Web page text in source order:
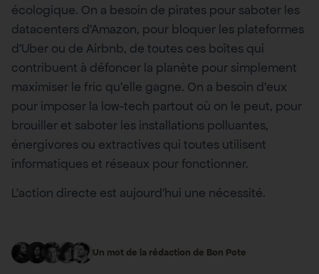
écologique. On a besoin de pirates pour saboter les
datacenters d’Amazon, pour bloquer les plateformes
d’Uber ou de Airbnb, de toutes ces boîtes qui
contribuent à défoncer la planète pour simplement
maximiser le fric qu’elle gagne. On a besoin d’eux
pour imposer la low-tech partout où on le peut, pour
brouiller et saboter les installations polluantes,
énergivores ou extractives qui toutes utilisent
informatiques et réseaux pour fonctionner.
L’action directe est aujourd’hui une nécessité.
Un mot de la rédaction de Bon Pote